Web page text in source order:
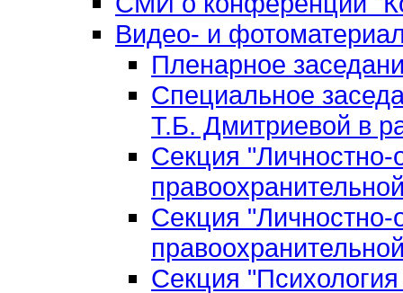
Видео- и
Пленарное
Специальное
Т.Б. Дмитриевой в
Секция "Личностно-
Секция "Личностно-
Секция